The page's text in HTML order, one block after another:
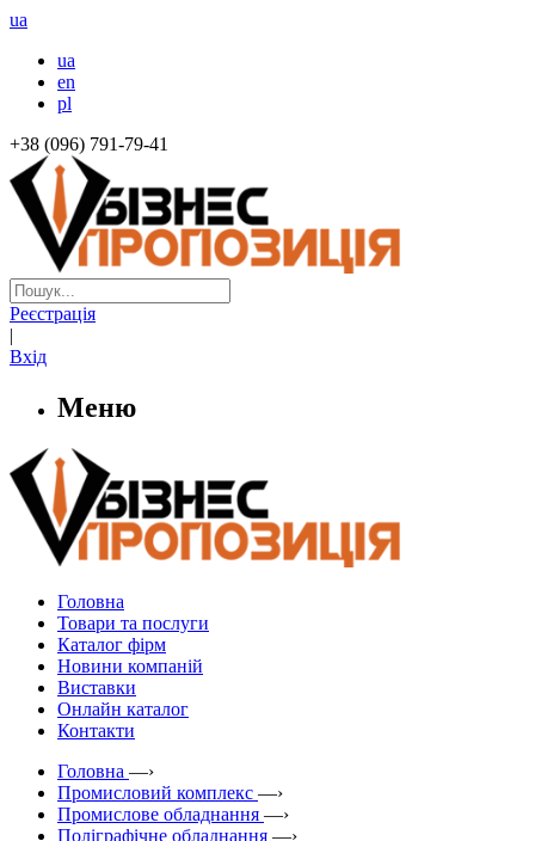
ua
ua
en
pl
+38 (096) 791-79-41
Реєстрація
|
Вхід
Меню
Головна
Товари та послуги
Каталог фірм
Новини компаній
Виставки
Онлайн каталог
Контакти
Головна —›
Промисловий комплекс —›
Промислове обладнання —›
Поліграфічне обладнання —›